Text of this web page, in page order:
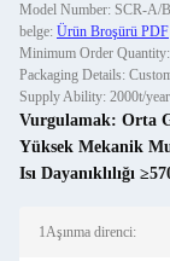
Model Number: SCR-A/B
belge: Ürün Broşürü PDF
Minimum Order
Packaging Details:
Supply Ability: 2000t/year
Vurgulamak: Orta
Yüksek Mekanik
Isı Dayanıklılığı
1Aşınma direnci: